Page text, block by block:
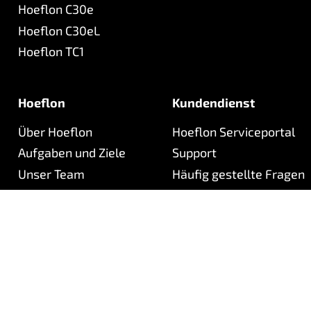
Hoeflon C30e
Hoeflon C30eL
Hoeflon TC1
Hoeflon
Über Hoeflon
Aufgaben und Ziele
Unser Team
Kontakt
Kundendienst
Hoeflon Serviceportal
Support
Häufig gestellte Fragen
Newsletter